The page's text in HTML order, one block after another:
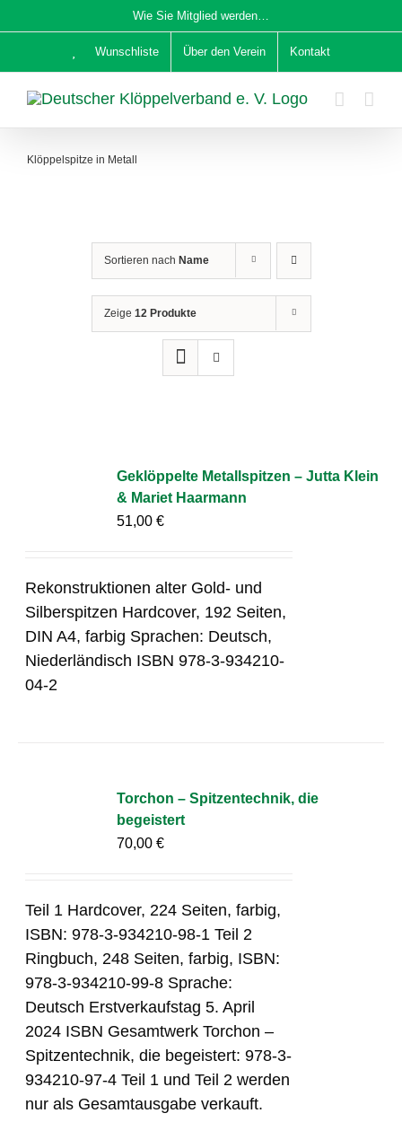
Inhalt
Wie Sie Mitglied werden…
Wunschliste Über den Verein Kontakt
Klöppelspitze in Metall
Sortieren nach Name
Zeige 12 Produkte
Geklöppelte Metallspitzen – Jutta Klein
& Mariet Haarmann
51,00€
Rekonstruktionen alter Gold- und
Silberspitzen Hardcover, 192 Seiten,
DIN A4, farbig Sprachen: Deutsch,
Niederländisch ISBN 978-3-934210-
04-2
Torchon – Spitzentechnik, die
begeistert
70,00€
Teil 1 Hardcover, 224 Seiten, farbig,
ISBN: 978-3-934210-98-1 Teil 2
Ringbuch, 248 Seiten, farbig, ISBN:
978-3-934210-99-8 Sprache:
Deutsch Erstverkaufstag 5. April
2024 ISBN Gesamtwerk Torchon –
Spitzentechnik, die begeistert: 978-3-
934210-97-4 Teil 1 und Teil 2 werden
nur als Gesamtausgabe verkauft.